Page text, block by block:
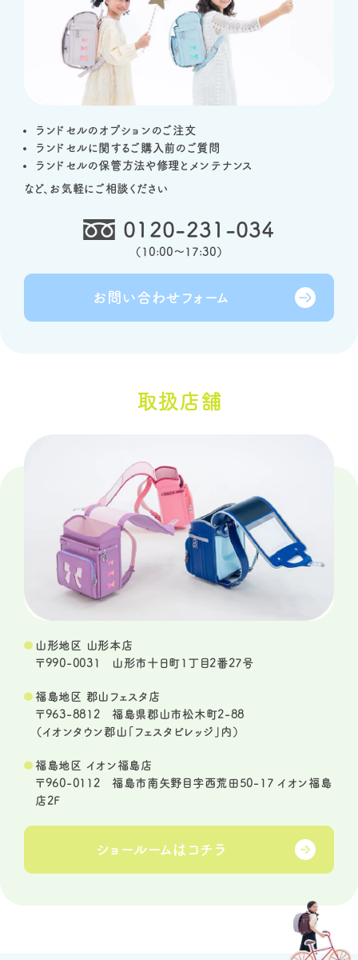
ランドセルのオプションのご注文
ランドセルに関するご購入前のご質問
ランドセルの保管方法や修理とメンテナンス
など、お気軽にご相談ください
0120-231-034
（ 10:00～17:30 ）
お問い合わせ フォーム
取扱店舗
山形地区 山形本店
〒990-0031 山形市十日町1丁目2番27号
福島地区 郡山フェスタ店
〒963-8812 福島県郡山市松木町2-88
（イオンタウン郡山「フェスタビレッジ」内）
福島地区 イオン福島店
〒960-0112 福島市南矢野目字西荒田50-17 イオン福島
店2F
ショールームは コチラ